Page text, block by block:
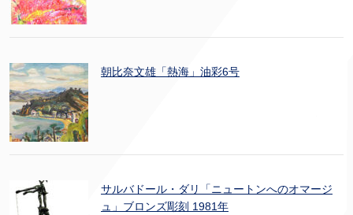
朝比奈文雄「熱海」油彩6号
サルバドール・ダリ「ニュートンへのオマージ
ュ」ブロンズ彫刻 1981年